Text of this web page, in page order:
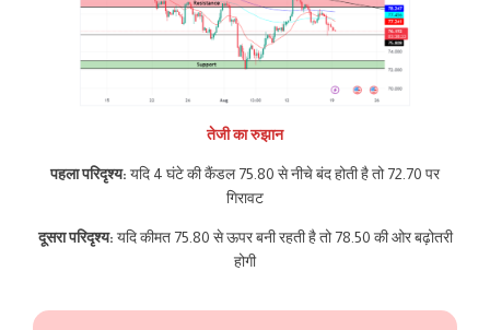
तेजी का रुझान
पहला परिदृश्य: यदि 4 घंटे की कैंडल 75.80 से नीचे बंद होती है तो 72.70 पर
गिरावट
दूसरा परिदृश्य: यदि कीमत 75.80 से ऊपर बनी रहती है तो 78.50 की ओर बढ़ोतरी
होगी